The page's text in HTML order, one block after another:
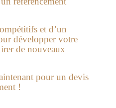
et d’un
développer votre
de nouveaux
pour un devis
!